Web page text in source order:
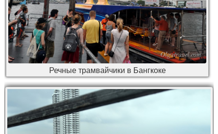
Речные трамвайчики в Бангкоке